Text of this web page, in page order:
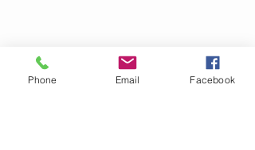
Phone Email Facebook